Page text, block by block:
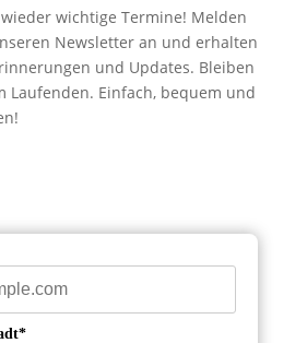
wichtige Termine! Melden
Newsletter an und erhalten
und Updates. Bleiben
Laufenden. Einfach, bequem und